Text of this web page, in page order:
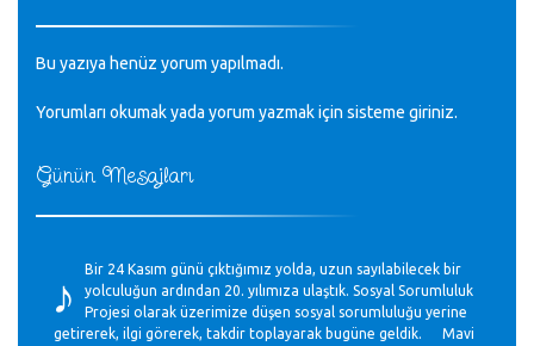
Günün Mesajları
♪
Bir 24 Kasım günü çıktığımız yolda, uzun sayılabilecek bir
yolculuğun ardından 20. yılımıza ulaştık. Sosyal Sorumluluk
Projesi olarak üzerimize düşen sosyal sorumluluğu yerine
getirerek, ilgi görerek, takdir toplayarak bugüne geldik. Mavi
Bu yazıya henüz yorum yapılmadı.
Yorumları okumak yada yorum yazmak için sisteme giriniz.